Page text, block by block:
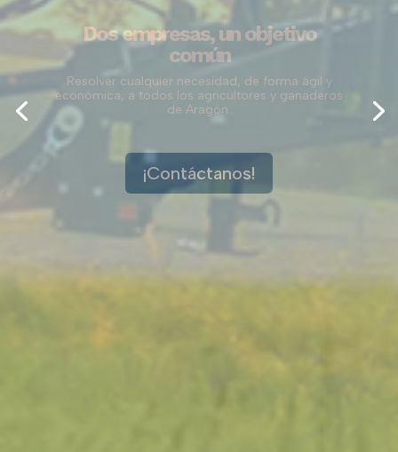
Evelio Suero
PLAZA Zaragoza · Ejea de los Caballeros · Binéfar ·
Sariñena
Más información